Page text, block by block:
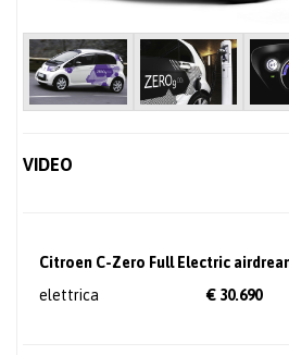
VIDEO
Citroen C-Zero Full Electric
elettrica
€ 30.690